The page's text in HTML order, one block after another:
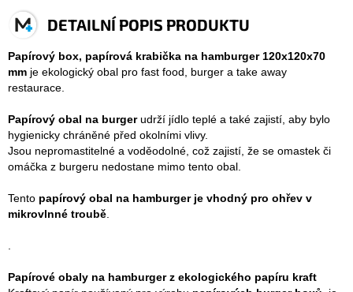
DETAILNÍ POPIS PRODUKTU
Papírový box, papírová krabička na hamburger 120x120x70
mm je ekologický obal pro fast food, burger a take away
restaurace.
Papírový obal na burgerudrží jídlo teplé a také zajistí, aby bylo
hygienicky chráněné před okolními vlivy.
Jsou nepromastitelné a voděodolné, což zajistí, že se omastek či
omáčka z burgeru nedostane mimo tento obal.
Tento papírový obal na hamburger je vhodný pro ohřev v
mikrovlnné troubě
Papírové obaly na hamburger z ekologického papíru kraft